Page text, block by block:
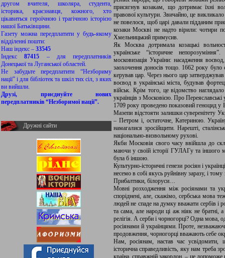
другом вчителя, школяра, студента,
історика, краєзнавця, кожного, хто
цікавиться героїчною і трагічною історією
нашої Батьківщини.
Газету можна передплатити у будь-якому
відділенні пошти:
Наш індекс – 33545
Індекс87415 – для передплатників
Донецької та Луганської областей.
Не забудьте передплатити “Незбориму
нації” і для бібліотек та шкіл тих сіл, з яких
ви вийшли.
Друзі, приєднуйте нових
передплатників “Незборимої нації”.
Дружні сайти
присягнув козакам, що дотримає їхні
правової культури. Звичайно, це
не повелося, щоб царі давали підданим
козаки Москві не надто вірили: чотири
Хмельницький примусив.
Як Москва дотримала козацькі
українське “історичне
московизація України: насадження
заохочення доносів тощо. 1662 року було
керував цар. Через нього цар
воєвод в українські міста, будував
військ. Крім того, це відомство
українців з Московією. Про
1709 року проведено показовий геноцид у
Мазепи відстояти залишки суверенітету
– Петром і, остаточне, Катериною.
намагалися зросійщити. Нарешті,
національно-визвольному рухові.
Якби Московія свого часу ввійшла до
маючи у своїй історії ГУЛАГу та іншого
була б іншою.
Культурно-історичні генези росіян і
несемо в собі якусь руйнівну заразу, і
Прибалтики, білоруси…
Мовні розходження між росіянами та
споріднені, але, скажімо, сербська мова
людей не спаде на думку вважати сербів і
та сама, але народи ці аж ніяк не братні, а
релігія. А серби і чорногорці? Одна
росіянами й українцями. Проте,
продовження, чорногорці вважають себе
Нам, росіянам, настав час усвідомити,
історична справедливість, яку нам треба
країна, справжній закордон, – це допоможе